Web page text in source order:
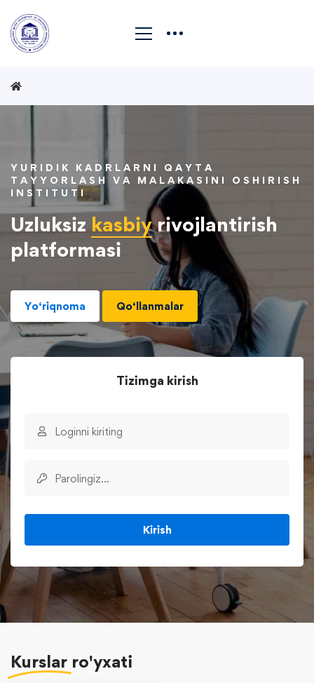
YURIDIK KADRLARNI QAYTA
TAYYORLASH VA MALAKASINI OSHIRISH
INSTITUTI
Uzluksiz kasbiyrivojlantirish
platformasi
Yo‘riqnoma Qo‘llanmalar
Tizimga kirish
Kirish
Kurslar ro'yxati